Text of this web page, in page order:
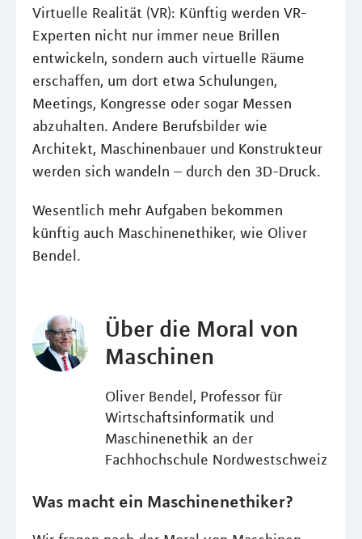
Virtuelle Realität (VR): Künftig werden VR-
Experten nicht nur immer neue Brillen
entwickeln, sondern auch virtuelle Räume
erschaffen, um dort etwa Schulungen,
Meetings, Kongresse oder sogar Messen
abzuhalten. Andere Berufsbilder wie
Architekt, Maschinenbauer und Konstrukteur
werden sich wandeln – durch den 3D-Druck.
Wesentlich mehr Aufgaben bekommen
künftig auch Maschinenethiker, wie Oliver
Bendel.
Über die Moral von
Maschinen
Oliver Bendel, Professor für
Wirtschaftsinformatik und
Maschinenethik an der
Fachhochschule Nordwestschweiz
Was macht ein Maschinenethiker?